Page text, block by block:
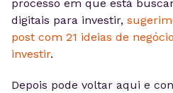
processo em que está
digitais para investir,
post com 21 ideias de
investir.
Depois pode voltar aqui e